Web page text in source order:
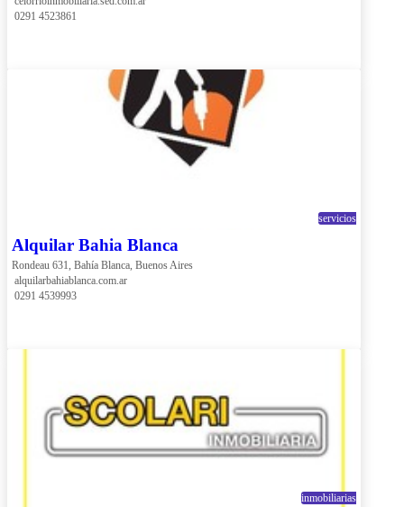
0291 4523861
servicios
Alquilar Bahia Blanca
Rondeau 631, Bahía Blanca, Buenos Aires
alquilarbahiablanca.com.ar
0291 4539993
inmobiliarias